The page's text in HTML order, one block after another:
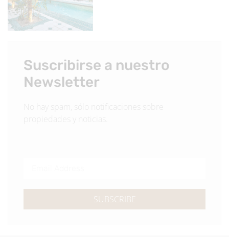
Suscribirse a nuestro
Newsletter
SUBSCRIBE